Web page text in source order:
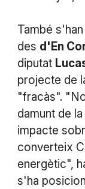
També
des d'En
diputat
projecte de
"fracàs".
damunt de
impacte
converteix
energètic",
s'ha